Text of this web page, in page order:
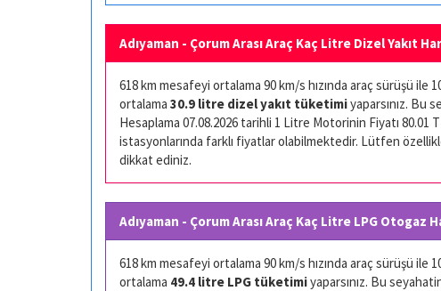
Adıyaman - Çorum Arası Araç Kaç Litre Dizel Yakıt
618 km mesafeyi ortalama 90 km/s hızında araç sürüşü ile
ortalama 30.9 litre dizel yakıt tüketimiyaparsınız. Bu
Hesaplama 07.08.2026 tarihli 1 Litre Motorinin Fiyatı 80.01
istasyonlarında farklı fiyatlar olabilmektedir. Lütfen
dikkat ediniz.
Adıyaman - Çorum Arası Araç Kaç Litre LPG Otogaz
618 km mesafeyi ortalama 90 km/s hızında araç sürüşü ile
ortalama 49.4 litre LPG tüketimiyaparsınız. Bu